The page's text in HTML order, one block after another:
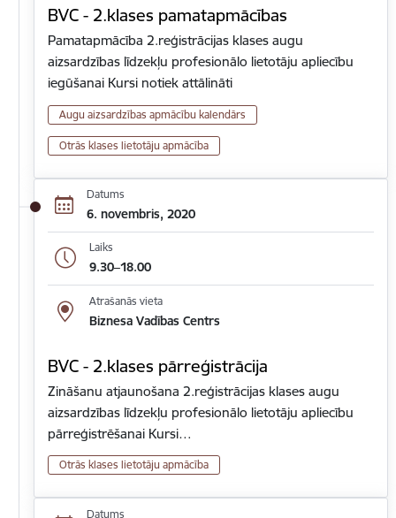
BVC - 2.klases pamatapmācības
Pamatapmācība 2.reģistrācijas klases augu
aizsardzības līdzekļu profesionālo lietotāju apliecību
iegūšanai Kursi notiek attālināti
Augu aizsardzības apmācību kalendārs
Otrās klases lietotāju apmācība
Datums
6. novembris, 2020
Laiks
9.30–18.00
Atrašanās vieta
Biznesa Vadības Centrs
BVC - 2.klases pārreģistrācija
Zināšanu atjaunošana 2.reģistrācijas klases augu
aizsardzības līdzekļu profesionālo lietotāju apliecību
pārreģistrēšanai Kursi…
Otrās klases lietotāju apmācība
Datums